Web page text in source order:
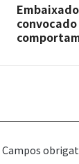
Campos